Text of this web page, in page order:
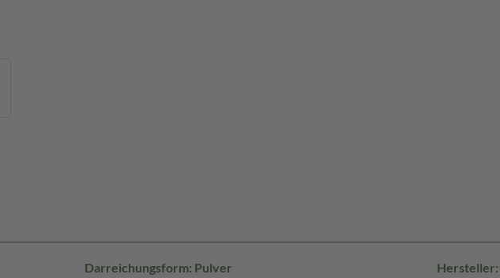
Darreichungsform: Pulver Hersteller: